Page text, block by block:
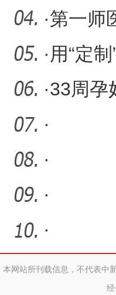
标准农
·第一师
再获锦
·用“定
制”治疗
·33周孕
医院多
平
·
·
·
·
本网站所刊载信息，不代表中
经